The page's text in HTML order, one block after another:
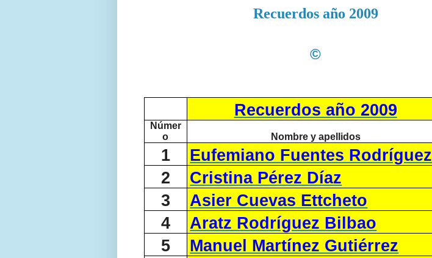
Recuerdos año 2009
©
Recuerdos año 2009
Númer
o
Nombre y apellidos
1
Eufemiano Fuentes Rodríguez
2
Cristina Pérez Díaz
3
Asier Cuevas Ettcheto
4
Aratz Rodríguez Bilbao
5
Manuel Martínez Gutiérrez